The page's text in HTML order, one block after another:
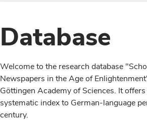
Database
Welcome to the research database
Newspapers in the Age of
Göttingen Academy of Sciences. It
systematic index to German-language
century.